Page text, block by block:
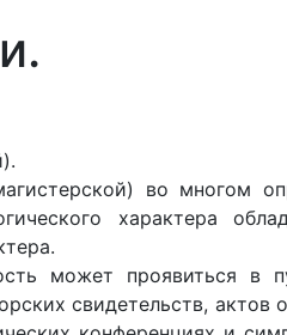
во многом
характера
может проявиться в
свидетельств, актов